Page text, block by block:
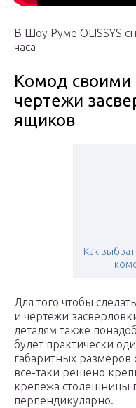
В Шоу Руме OLISSYS
часа
Комод своими
чертежи
ящиков
Как
Для того чтобы
и чертежи
деталям также
будет практически
габаритных размеров
все-таки решено
крепежа столешницы
перпендикулярно.